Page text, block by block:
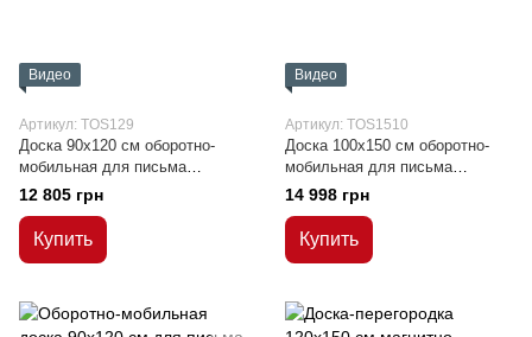
Видео
Артикул: TOS129
Доска 90x120 см оборотно-
мобильная для письма
маркером, сухостираемая,
магнитная
12 805 грн
Купить
Видео
Артикул: TOS1510
Доска 100x150 см оборотно-
мобильная для письма
маркером, сухостираемая,
магнитная
14 998 грн
Купить